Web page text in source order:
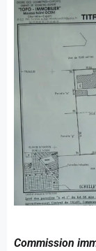
Commission